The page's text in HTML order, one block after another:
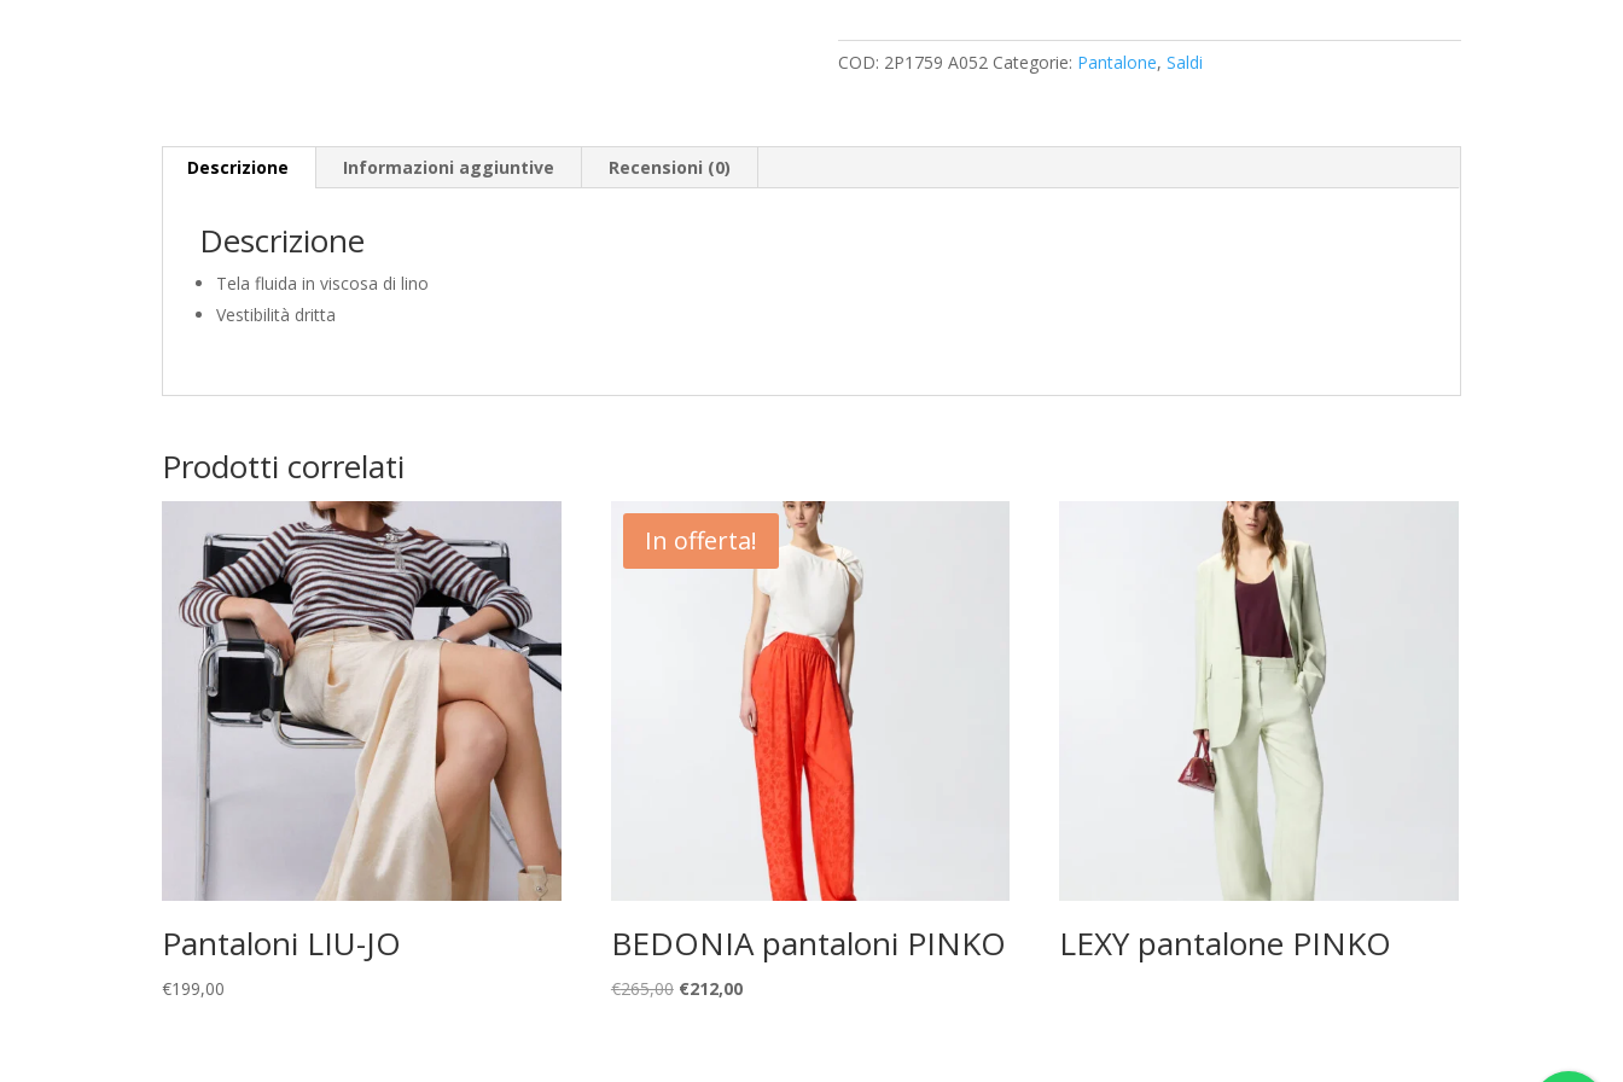
COD: 2P1759 A052 Categorie: Pantalone, Saldi
Descrizione Informazioni aggiuntive Recensioni (0)
Descrizione
Tela fluida in viscosa di lino
Vestibilità dritta
Prodotti correlati
Pantaloni LIU-JO
€199,00
In offerta!
BEDONIA pantaloni PINKO
€265,00 Il
€212,00Il
LEXY pantalone PINKO